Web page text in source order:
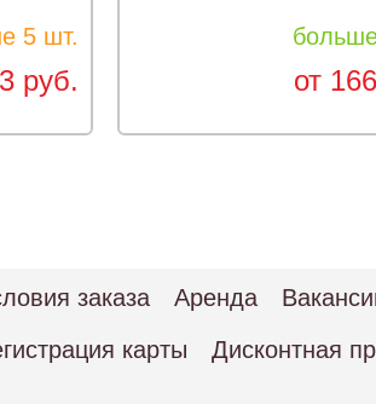
5 шт.
руб. от
заказа Аренда
карты
Дисконтная